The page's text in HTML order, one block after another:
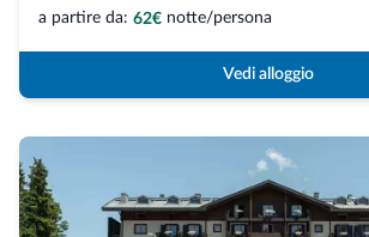
a partire da: 62€ notte/persona
Vedi alloggio